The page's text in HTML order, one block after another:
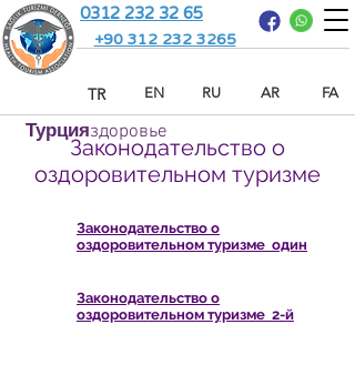
0312 232 32 65
Турцияздоровье
TR EN RU AR FA
+90 312 232 3265
Законодательство о
оздоровительном туризме
Законодательство о
оздоровительном туризме один
Законодательство о
оздоровительном туризме 2-й